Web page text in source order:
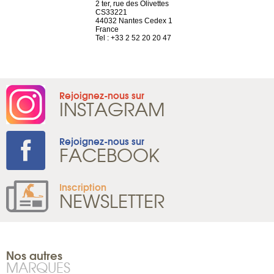
2 ter, rue des Olivettes
CS33221
44032 Nantes Cedex 1
France
Tel : +33 2 52 20 20 47
Rejoignez-nous sur
INSTAGRAM
Rejoignez-nous sur
FACEBOOK
Inscription
NEWSLETTER
Nos autres
MARQUES